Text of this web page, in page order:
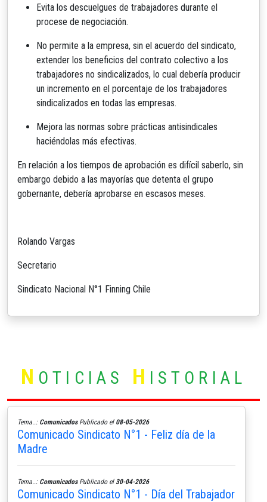
Evita los descuelgues de trabajadores durante el
procese de negociación.
No permite a la empresa, sin el acuerdo del sindicato,
extender los beneficios del contrato colectivo a los
trabajadores no sindicalizados, lo cual debería producir
un incremento en el porcentaje de los trabajadores
sindicalizados en todas las empresas.
Mejora las normas sobre prácticas antisindicales
haciéndolas más efectivas.
En relación a los tiempos de aprobación es difícil saberlo, sin
embargo debido a las mayorías que detenta el grupo
gobernante, debería aprobarse en escasos meses.
Rolando Vargas
Secretario
Sindicato Nacional N°1 Finning Chile
N OTICIAS H ISTORIAL
Tema..: ComunicadosPublicado el 08-05-2026
Comunicado Sindicato N°1 - Feliz día de la
Madre
Tema..: ComunicadosPublicado el 30-04-2026
Comunicado Sindicato N°1 - Día del Trabajador